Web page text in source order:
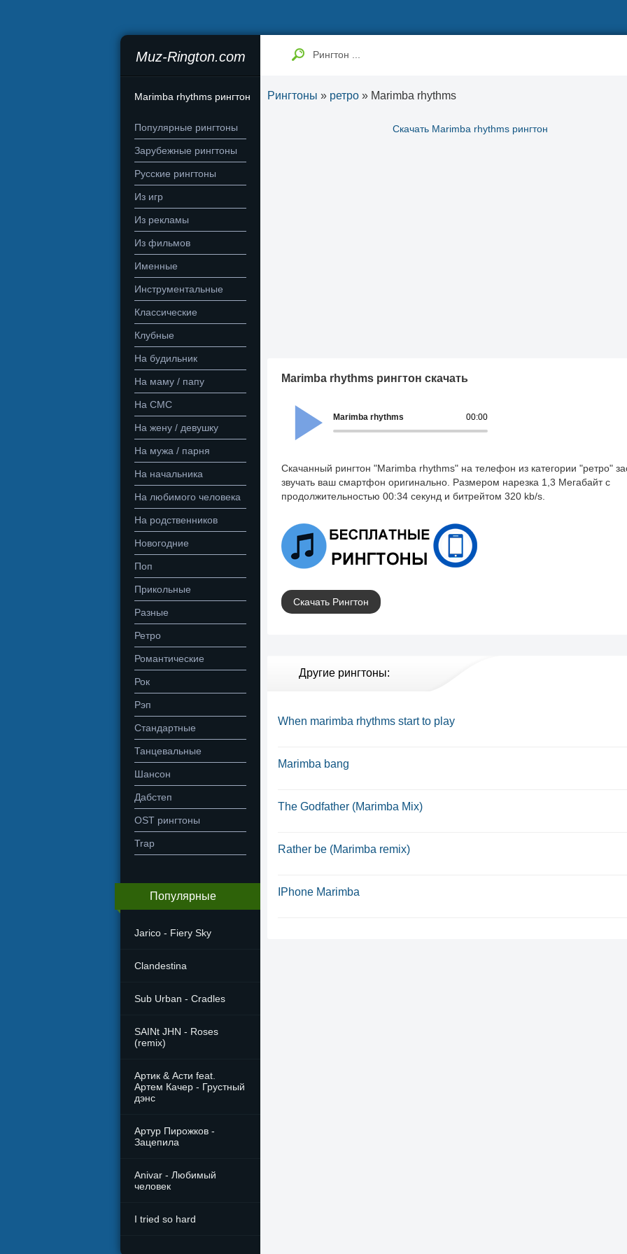
Muz-Rington.com
Marimba rhythms рингтон
Популярные рингтоны
Зарубежные рингтоны
Русские рингтоны
Из игр
Из рекламы
Из фильмов
Именные
Инструментальные
Классические
Клубные
На будильник
На маму / папу
На СМС
На жену / девушку
На мужа / парня
На начальника
На любимого человека
На родственников
Новогодние
Поп
Прикольные
Разные
Ретро
Романтические
Рок
Рэп
Стандартные
Танцевальные
Шансон
Дабстеп
OST рингтоны
Trap
Популярные
Jarico - Fiery Sky
Clandestina
Sub Urban - Cradles
SAINt JHN - Roses
(remix)
Артик & Асти feat.
Артем Качер - Грустный
дэнс
Артур Пирожков -
Зацепила
Anivar - Любимый
человек
I tried so hard
Рингтоны » ретро » Marimba rhythms
Скачать Marimba rhythms рингтон
Marimba rhythms рингтон скачать
00:00
Marimba rhythms
Скачанный рингтон "Marimba rhythms" на телефон из категории "ретро"
звучать ваш смартфон оригинально. Размером нарезка 1,3 Мегабайт с
продолжительностью 00:34 секунд и битрейтом 320 kb/s.
Скачать Рингтон
Другие рингтоны:
When marimba rhythms start to play
Marimba bang
The Godfather (Marimba Mix)
Rather be (Marimba remix)
IPhone Marimba